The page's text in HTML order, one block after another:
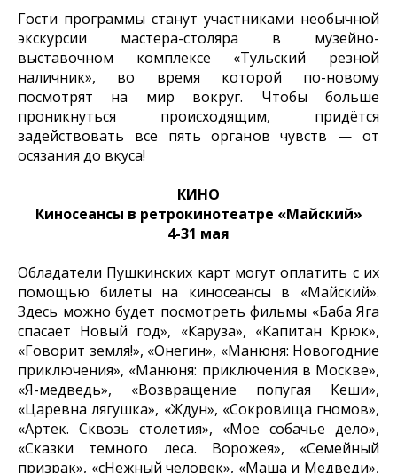
Гости программы станут участниками необычной
экскурсии мастера-столяра в музейно-
выставочном комплексе «Тульский резной
наличник», во время которой по-новому
посмотрят на мир вокруг. Чтобы больше
проникнуться происходящим, придётся
задействовать все пять органов чувств — от
осязания до вкуса!
КИНО
Киносеансы в ретрокинотеатре «Майский»
4-31 мая
Обладатели Пушкинских карт могут оплатить с их
помощью билеты на киносеансы в «Майский».
Здесь можно будет посмотреть фильмы «Баба Яга
спасает Новый год», «Каруза», «Капитан Крюк»,
«Говорит земля!», «Онегин», «Манюня: Новогодние
приключения», «Манюня: приключения в Москве»,
«Я-медведь», «Возвращение попугая Кеши»,
«Царевна лягушка», «Ждун», «Сокровища гномов»,
«Артек. Сквозь столетия», «Мое собачье дело»,
«Сказки темного леса. Ворожея», «Семейный
призрак», «сНежный человек», «Маша и Медведи»,